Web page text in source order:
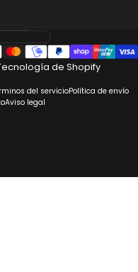
de Shopify
del servicioPolítica de envío
Aviso legal